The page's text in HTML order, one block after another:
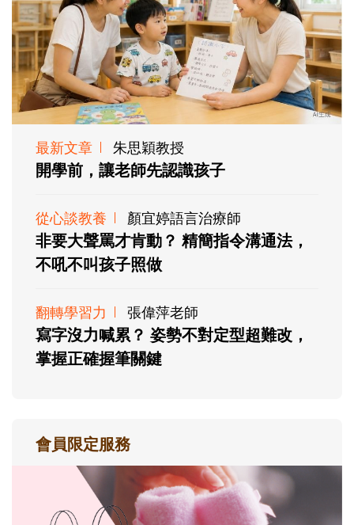
最新文章 朱思穎教授
開學前，讓老師先認識孩子
從心談教養 顏宜婷語言治療師
非要大聲罵才肯動？ 精簡指令溝通法，
不吼不叫孩子照做
翻轉學習力 張偉萍老師
寫字沒力喊累？ 姿勢不對定型超難改，
掌握正確握筆關鍵
會員限定服務